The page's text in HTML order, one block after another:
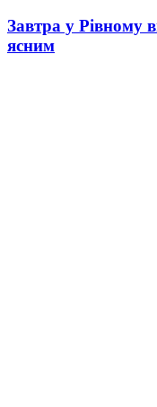
Завтра у Рівному
ясним